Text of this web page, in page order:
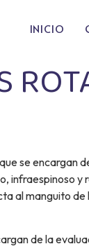
INICIO
se
infraespinoso
al manguito
de la